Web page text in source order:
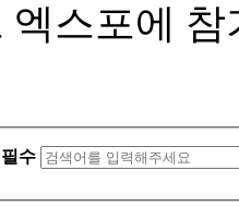
엑스포에
필수